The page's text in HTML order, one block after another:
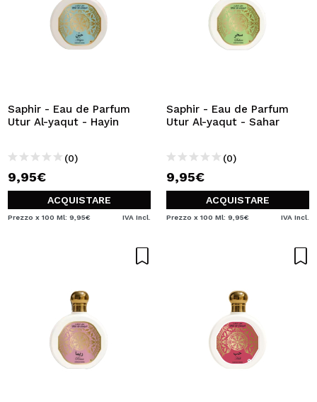
Saphir - Eau de Parfum
Utur Al-yaqut - Hayin
(0)
9,95€
ACQUISTARE
Prezzo x 100 Ml: 9,95€ IVA Incl.
Saphir - Eau de Parfum
Utur Al-yaqut - Sahar
(0)
9,95€
ACQUISTARE
Prezzo x 100 Ml: 9,95€ IVA Incl.